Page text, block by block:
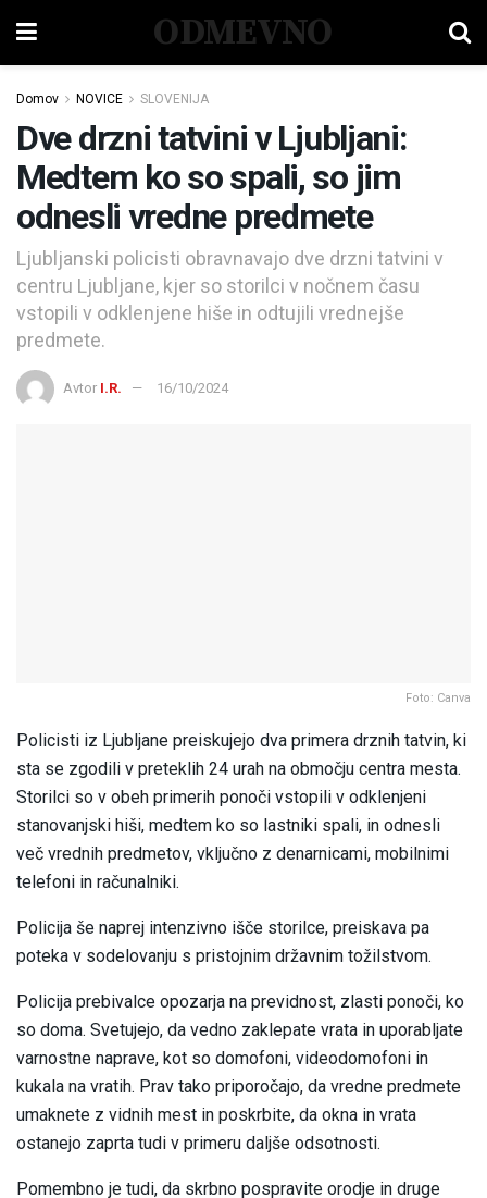
ODMEVNO
Domov NOVICE SLOVENIJA
Dve drzni tatvini v Ljubljani:
Medtem ko so spali, so jim
odnesli vredne predmete
Ljubljanski policisti obravnavajo dve drzni tatvini v
centru Ljubljane, kjer so storilci v nočnem času
vstopili v odklenjene hiše in odtujili vrednejše
predmete.
Avtor I.R. 16/10/2024
Foto: Canva
Policisti iz Ljubljane preiskujejo dva primera drznih tatvin, ki
sta se zgodili v preteklih 24 urah na območju centra mesta.
Storilci so v obeh primerih ponoči vstopili v odklenjeni
stanovanjski hiši, medtem ko so lastniki spali, in odnesli
več vrednih predmetov, vključno z denarnicami, mobilnimi
telefoni in računalniki.
Policija še naprej intenzivno išče storilce, preiskava pa
poteka v sodelovanju s pristojnim državnim tožilstvom.
Policija prebivalce opozarja na previdnost, zlasti ponoči, ko
so doma. Svetujejo, da vedno zaklepate vrata in uporabljate
varnostne naprave, kot so domofoni, videodomofoni in
kukala na vratih. Prav tako priporočajo, da vredne predmete
umaknete z vidnih mest in poskrbite, da okna in vrata
ostanejo zaprta tudi v primeru daljše odsotnosti.
Pomembno je tudi, da skrbno pospravite orodje in druge